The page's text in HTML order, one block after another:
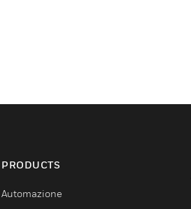
PRODUCTS
Automazione